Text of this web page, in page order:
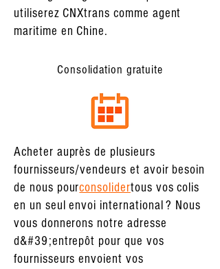
utiliserez CNXtrans comme agent
maritime en Chine.
Consolidation gratuite
Acheter auprès de plusieurs
fournisseurs/vendeurs et avoir besoin
de nous pourconsolidertous vos colis
en un seul envoi international ? Nous
vous donnerons notre adresse
d&#39;entrepôt pour que vos
fournisseurs envoient vos